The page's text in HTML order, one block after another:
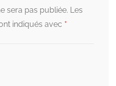
sera pas publiée. Les
indiqués avec *